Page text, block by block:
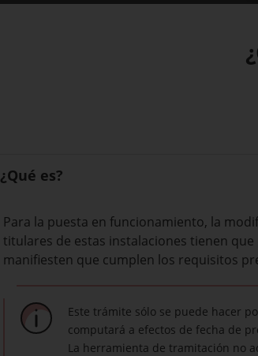
¿Qué es?
Para la puesta en funcionamiento, la
titulares de estas instalaciones tienen
manifiesten que cumplen los requisitos
Este trámite sólo se puede hacer
computará a efectos de fecha de
La herramienta de tramitación no